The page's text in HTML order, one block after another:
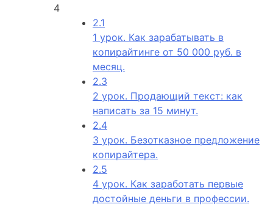
4
2.1
1 урок. Как зарабатывать в
копирайтинге от 50 000 руб. в
месяц.
2.3
2 урок. Продающий текст: как
написать за 15 минут.
2.4
3 урок. Безотказное предложение
копирайтера.
2.5
4 урок. Как заработать первые
достойные деньги в профессии.